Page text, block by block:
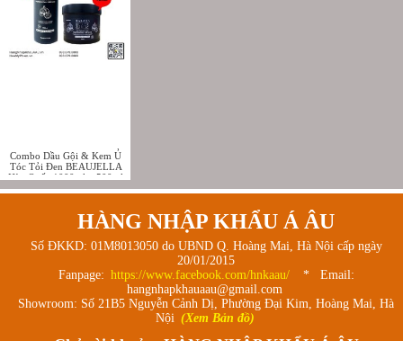
Combo Dầu Gội & Kem Ủ
Tóc Tỏi Đen BEAUJELLA
Hàn Quốc 1000ml + 500ml
HÀNG NHẬP KHẨU Á ÂU
Số ĐKKD: 01M8013050 do UBND Q. Hoàng Mai, Hà Nội cấp ngày
20/01/2015
Fanpage: https://www.facebook.com/hnkaau/
* Email:
hangnhapkhauaau@gmail.com
Showroom: Số 21B5 Nguyễn Cảnh Dị, Phường Đại Kim, Hoàng Mai, Hà
Nội (Xem Bản đồ)